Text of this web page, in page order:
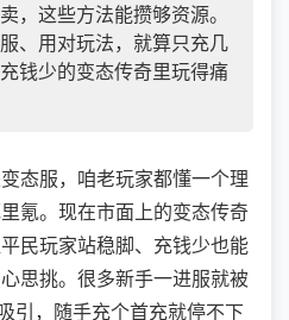
，这些方法能攒够资源。
、用对玩法，就算只充几
钱少的变态传奇里玩得痛
态服，咱老玩家都懂一个理
氪。现在市面上的变态传奇
民玩家站稳脚、充钱少也能
思挑。很多新手一进服就被
引，随手充个首充就停不下